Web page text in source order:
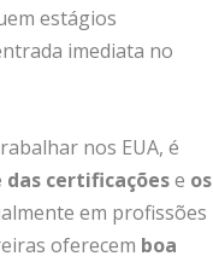
estágios
imediata no
nos EUA, é
das certificaçõese os
em profissões
oferecem boa